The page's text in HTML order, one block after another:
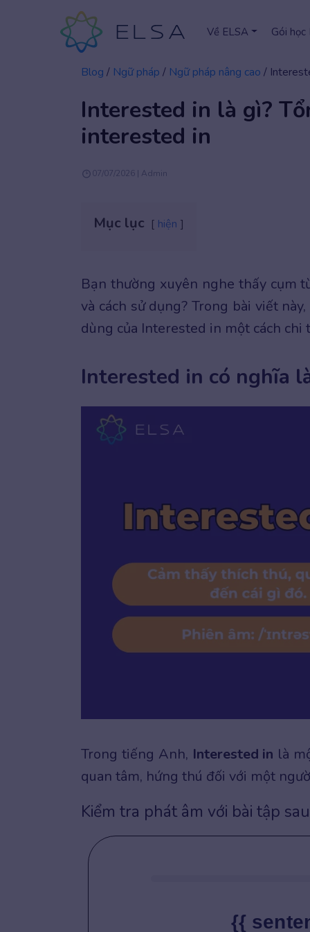
Về ELSA Gói học
Blog / Ngữ pháp / Ngữ pháp nâng cao /
Interested in là gì?
interested in
07/07/2026 | Admin
Mục lục hiện
Bạn thường xuyên nghe thấy cụm
và cách sử dụng? Trong bài viết
dùng của Interested in một cách
Interested in có nghĩa
Trong tiếng Anh, Interested in là
quan tâm, hứng thú đối với một
Kiểm tra phát âm với bài tập
{{